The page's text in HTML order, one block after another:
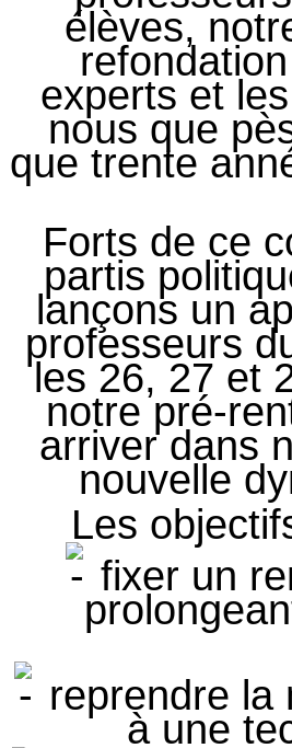
élèves,
experts et
nous que
que trente
Forts de ce
partis
lançons un
professeurs
les 26, 27 et
notre pré-
arriver dans
nouvelle
Les
fixer un
reprendre la
à une